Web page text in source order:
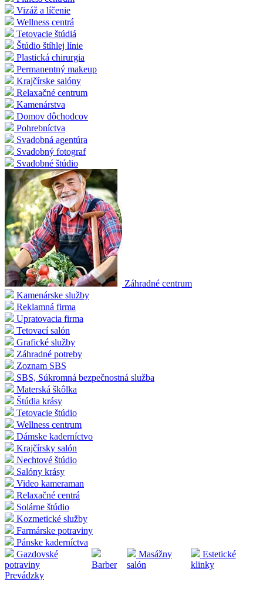
Vizáž a líčenie
Wellness centrá
Tetovacie štúdiá
Štúdio štíhlej línie
Plastická chirurgia
Permanentný makeup
Krajčírske salóny
Relaxačné centrum
Kamenárstva
Domov dôchodcov
Pohrebníctva
Svadobná agentúra
Svadobný fotograf
Svadobné štúdio
Záhradné centrum
Kamenárske služby
Reklamná firma
Upratovacia firma
Tetovací salón
Grafické služby
Záhradné potreby
Zoznam SBS
SBS, Súkromná bezpečnostná služba
Materská škôlka
Štúdia krásy
Tetovacie štúdio
Wellness centrum
Dámske kaderníctvo
Krajčírsky salón
Nechtové štúdio
Salóny krásy
Video kameraman
Relaxačné centrá
Solárne štúdio
Kozmetické služby
Farmárske potraviny
Pánske kaderníctva
Gazdovské
potraviny
Barber
Masážny
salón
Estetické
klinky
Prevádzky